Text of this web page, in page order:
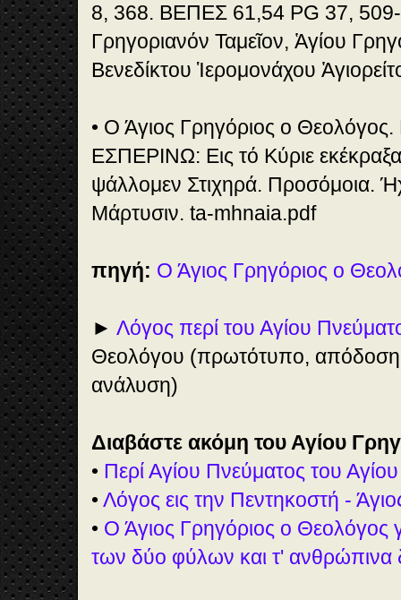
8, 368. ΒΕΠΕΣ 61,54 PG 37,
Γρηγοριανόν Ταμεῖον, Ἁγίου
Βενεδίκτου Ἱερομονάχου
• Ο Άγιος Γρηγόριος ο
ΕΣΠΕΡΙΝΩ: Εις τό Κύριε
ψάλλομεν Στιχηρά. Προσόμοια.
Μάρτυσιν. ta-mhnaia.pdf
πηγή: Ο Άγιος Γρηγόριος ο
► Λόγος περί του Αγίου
Θεολόγου (πρωτότυπο, απόδοση
ανάλυση)
Διαβάστε ακόμη του Αγίου
• Περί Αγίου Πνεύματος του
• Λόγος εις την Πεντηκοστή -
• Ο Άγιος Γρηγόριος ο Θεολόγος
των δύο φύλων και τ' ανθρώπινα